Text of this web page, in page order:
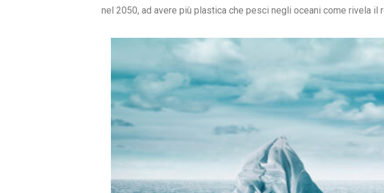
nel 2050, ad avere più plastica che pesci negli oceani come rivela il